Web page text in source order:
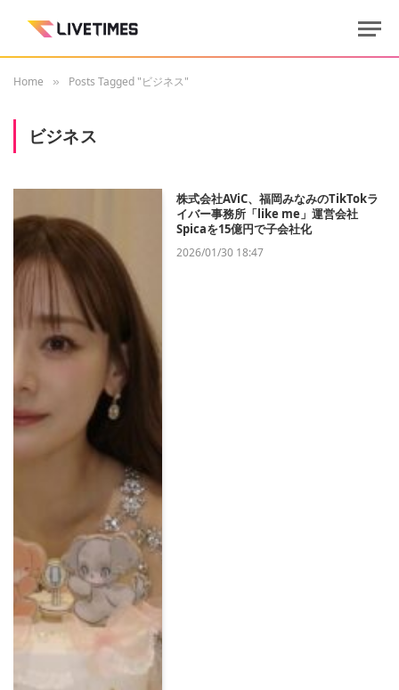
Home » Posts Tagged "ビジネス"
ビジネス
株式会社AViC、福岡みなみのTikTokラ
イバー事務所「like me」運営会社
Spicaを15億円で子会社化
2026/01/30 18:47